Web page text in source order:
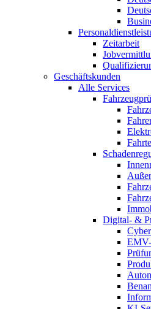
Zeitarbeit
Geschäftskunden
Alle Services
Digital- &